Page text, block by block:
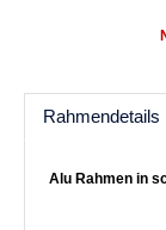
Rahmendetails
Alu Rahmen in